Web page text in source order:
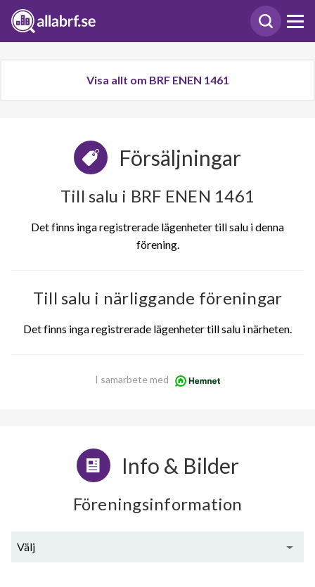
Visa allt om BRF ENEN 1461
Försäljningar
Till salu i BRF ENEN 1461
Det finns inga registrerade lägenheter till salu i denna
förening.
Till salu i närliggande föreningar
Det finns inga registrerade lägenheter till salu i närheten.
I samarbete med
Info & Bilder
Föreningsinformation
Välj